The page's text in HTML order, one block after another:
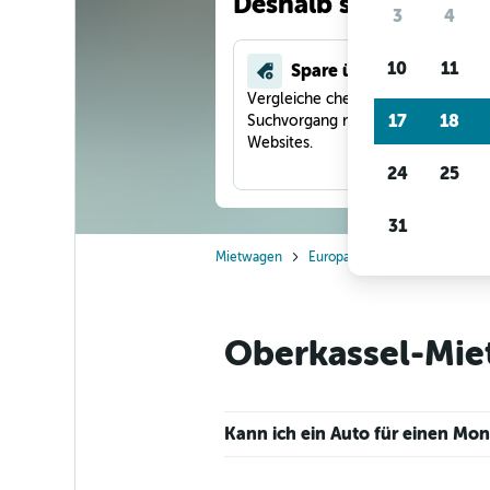
Spare über 40 %
Vergleiche checkfelix in einem
Suchvorgang mit anderen Reise-
Websites.
Mietwagen Europa
Oberkassel-
Kann ich ein Auto für einen
3 4
10 11
17 18
24 25
31